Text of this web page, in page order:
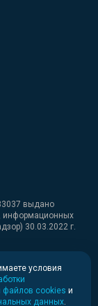
выдано
информационных
30.03.2022 г.
условия
файлов cookies и
данных